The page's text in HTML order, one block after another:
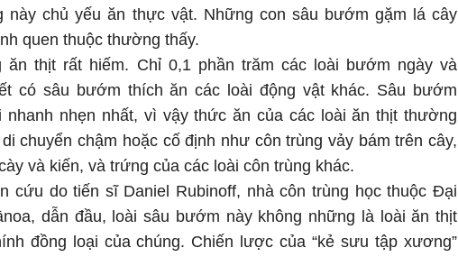
này chủ yếu ăn thực vật. Những con sâu bướm gặm lá cây
quen thuộc thường thấy.
ăn thịt rất hiếm. Chỉ 0,1 phần trăm các loài bướm ngày và
có sâu bướm thích ăn các loài động vật khác. Sâu bướm
nhanh nhẹn nhất, vì vậy thức ăn của các loài ăn thịt thường
chuyển chậm hoặc cố định như côn trùng vảy bám trên cây,
và kiến, và trứng của các loài côn trùng khác.
cứu do tiến sĩ Daniel Rubinoff, nhà côn trùng học thuộc Đại
dẫn đầu, loài sâu bướm này không những là loài ăn thịt
đồng loại của chúng. Chiến lược của “kẻ sưu tập xương”